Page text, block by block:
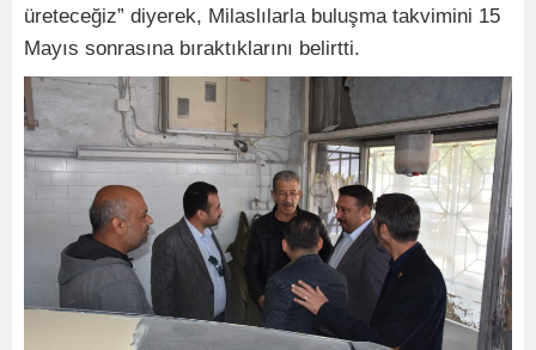
üreteceğiz” diyerek, Milaslılarla buluşma takvimini 15
Mayıs sonrasına bıraktıklarını belirtti.